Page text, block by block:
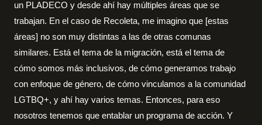
un PLADECO y desde ahí hay múltiples áreas que se
trabajan. En el caso de Recoleta, me imagino que [estas
áreas] no son muy distintas a las de otras comunas
similares. Está el tema de la migración, está el tema de
cómo somos más inclusivos, de cómo generamos trabajo
con enfoque de género, de cómo vinculamos a la comunidad
LGTBQ+, y ahí hay varios temas. Entonces, para eso
nosotros tenemos que entablar un programa de acción. Y